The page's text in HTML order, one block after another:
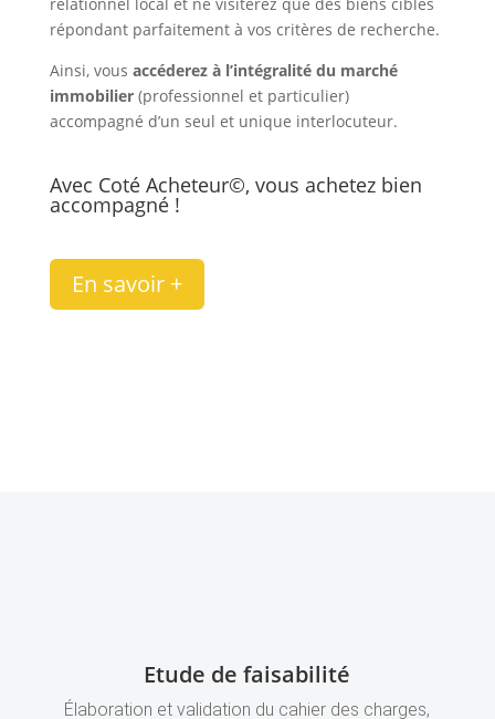
répondant parfaitement à vos critères de recherche.
Ainsi, vous accéderez à l’intégralité du marché
immobilier(professionnel et particulier)
accompagné d’un seul et unique interlocuteur.
Avec Coté Acheteur©, vous achetez bien
accompagné !
En savoir +
Etude de faisabilité
Élaboration et validation du cahier des charges,